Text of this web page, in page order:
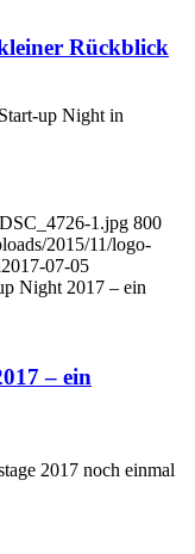
Rückblick
up Night in
1.jpg 800
2015/11/logo-
2017-07-05
Night 2017 – ein
– ein
2017 noch einmal